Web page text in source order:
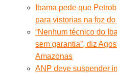
Ibama pede que
para vistorias na foz
“Nenhum técnico do
sem garantia”, diz
Amazonas
ANP deve suspender